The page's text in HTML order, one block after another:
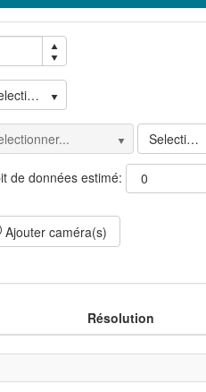
Selectionner...
Selectionner...
de données estimé:
Ajouter caméra(s)
Résolution